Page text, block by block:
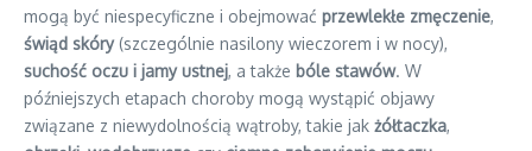
mogą być niespecyficzne i obejmować przewlekłe zmęczenie,
świąd skóry(szczególnie nasilony wieczorem i w nocy),
suchość oczu i jamy ustnej, a także bóle stawów. W
późniejszych etapach choroby mogą wystąpić objawy
związane z niewydolnością wątroby, takie jak żółtaczka,